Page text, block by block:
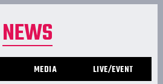
NEWS
MEDIA LIVE/EVENT